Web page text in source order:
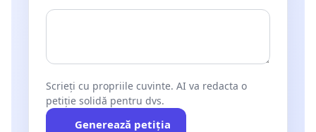
Scrieți cu propriile cuvinte. AI va redacta o
petiție solidă pentru dvs.
Generează petiția